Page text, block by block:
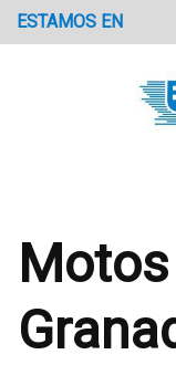
SaltarESTAMOS EN